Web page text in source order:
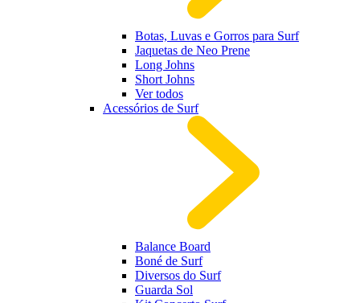
Botas, Luvas e Gorros para Surf
Jaquetas de Neo Prene
Long Johns
Short Johns
Ver todos
Acessórios de Surf
Balance Board
Boné de Surf
Diversos do Surf
Guarda Sol